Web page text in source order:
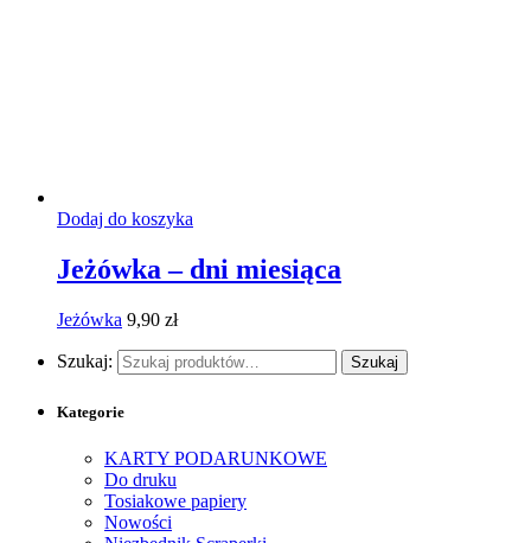
Dodaj do koszyka
Jeżówka – dni miesiąca
Jeżówka 9,90 zł
Szukaj: Szukaj
Kategorie
KARTY PODARUNKOWE
Do druku
Tosiakowe papiery
Nowości